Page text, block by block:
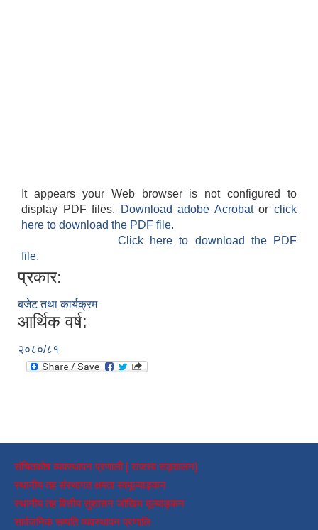
It appears your Web browser is not configured to
display PDF files.
Download adobe Acrobatorclick
here to download the PDF file.
Click here to download the PDF
file.
प्रकार:
बजेट तथा कार्यक्रम
आर्थिक वर्ष:
२०८०/८१
संचितकोष व्यवस्थापन प्रणाली [ राजस्व सङ्कलन]
स्थानीय तह संस्थागत क्षमता स्वमूल्याङ्कन
स्थानीय तह वित्तीय सुशासन जोखिम मूल्याङ्कन
सार्वजनिक सम्पति व्यवस्थापन प्रणालि